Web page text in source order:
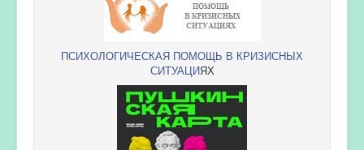
ПСИХОЛОГИЧЕСКАЯ ПОМОЩЬ В КРИЗИСНЫХ
СИТУАЦИЯХ